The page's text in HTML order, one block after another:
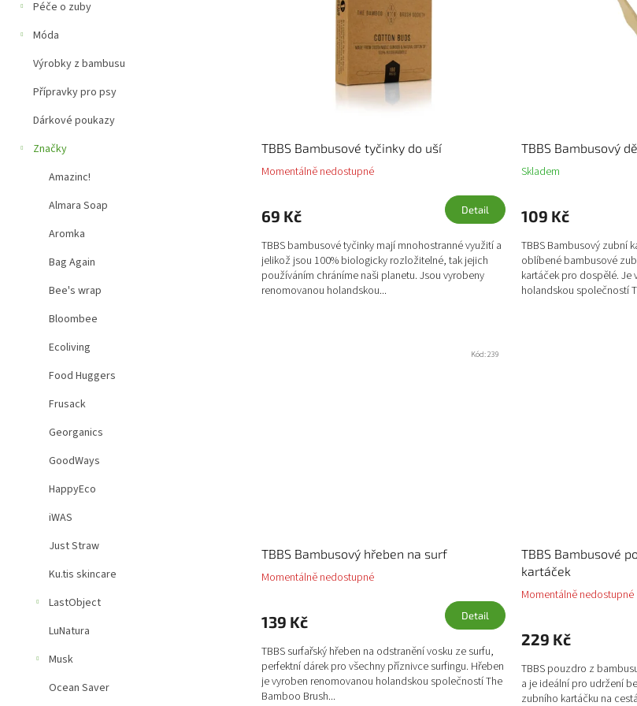
e
Péče o zuby
Móda
Výrobky z bambusu
Přípravky pro psy
Dárkové poukazy
Značky
Amazinc!
Almara Soap
Aromka
Bag Again
Bee's wrap
Bloombee
Ecoliving
Food Huggers
Frusack
Georganics
GoodWays
HappyEco
iWAS
Just Straw
Ku.tis skincare
LastObject
LuNatura
Musk
Ocean Saver
TBBS Bambusové tyčinky do uší
Momentálně nedostupné
69 Kč Detail
TBBS bambusové tyčinky mají mnohostranné využití a
jelikož jsou 100% biologicky rozložitelné, tak jejich
používáním chráníme naši planetu. Jsou vyrobeny
renomovanou holandskou...
TBBS Bambusový
Skladem
109 Kč
TBBS Bambusový zubní
oblíbené bambusové
kartáček pro dospělé. Je
holandskou společností
TBBS Bambusový hřeben na surf
Momentálně nedostupné
139 Kč Detail
TBBS surfařský hřeben na odstranění vosku ze surfu,
perfektní dárek pro všechny příznivce surfingu. Hřeben
je vyroben renomovanou holandskou společností The
Bamboo Brush...
Kód:239
TBBS Bambusové
kartáček
Momentálně nedostupné
229 Kč
TBBS pouzdro z
a je ideální pro udržení
zubního kartáčku na